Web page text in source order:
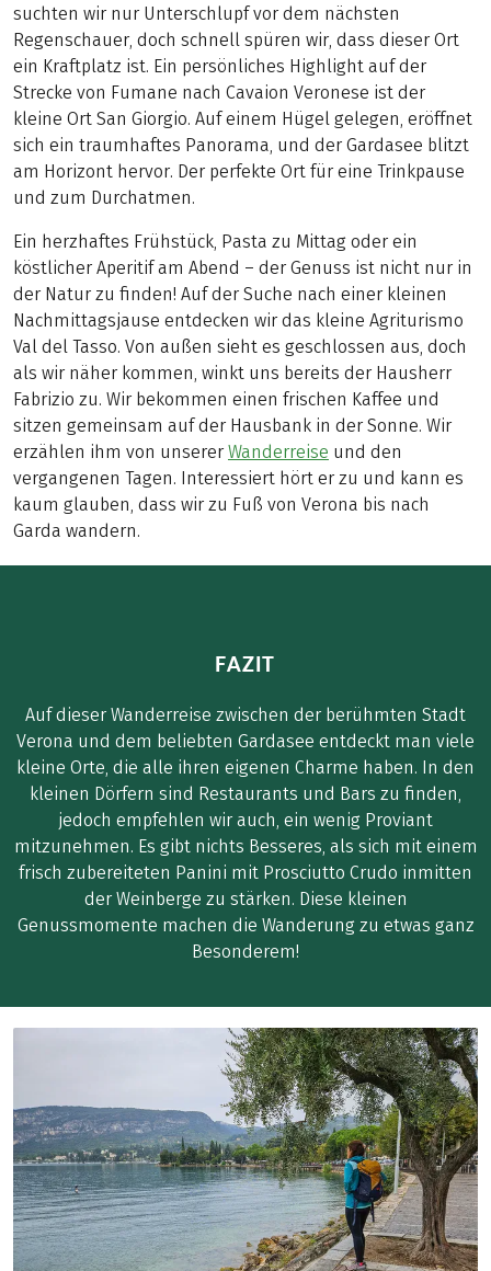
suchten wir nur Unterschlupf vor dem nächsten
Regenschauer, doch schnell spüren wir, dass dieser Ort
ein Kraftplatz ist. Ein persönliches Highlight auf der
Strecke von Fumane nach Cavaion Veronese ist der
kleine Ort San Giorgio. Auf einem Hügel gelegen, eröffnet
sich ein traumhaftes Panorama, und der Gardasee blitzt
am Horizont hervor. Der perfekte Ort für eine Trinkpause
und zum Durchatmen.
Ein herzhaftes Frühstück, Pasta zu Mittag oder ein
köstlicher Aperitif am Abend – der Genuss ist nicht nur in
der Natur zu finden! Auf der Suche nach einer kleinen
Nachmittagsjause entdecken wir das kleine Agriturismo
Val del Tasso. Von außen sieht es geschlossen aus, doch
als wir näher kommen, winkt uns bereits der Hausherr
Fabrizio zu. Wir bekommen einen frischen Kaffee und
sitzen gemeinsam auf der Hausbank in der Sonne. Wir
erzählen ihm von unserer Wanderreise und den
vergangenen Tagen. Interessiert hört er zu und kann es
kaum glauben, dass wir zu Fuß von Verona bis nach
Garda wandern.
FAZIT
Auf dieser Wanderreise zwischen der berühmten Stadt
Verona und dem beliebten Gardasee entdeckt man viele
kleine Orte, die alle ihren eigenen Charme haben. In den
kleinen Dörfern sind Restaurants und Bars zu finden,
jedoch empfehlen wir auch, ein wenig Proviant
mitzunehmen. Es gibt nichts Besseres, als sich mit einem
frisch zubereiteten Panini mit Prosciutto Crudo inmitten
der Weinberge zu stärken. Diese kleinen
Genussmomente machen die Wanderung zu etwas ganz
Besonderem!